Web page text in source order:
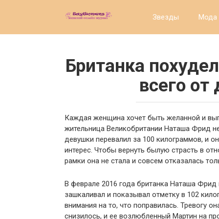
Звезды Мода
Британка
всего от
Каждая женщина хочет быть желанной и
жительница Великобритании Наташа Фрид
девушки перевалил за 100 килограммов, и
интерес. Чтобы вернуть былую страсть в
рамки она не стала и совсем отказалась
В феврале 2016 года британка Наташа Фрид
зашкаливал и показывал отметку в 102
внимания на то, что поправилась. Тревогу
снизилось, и ее возлюбленный Мартин на